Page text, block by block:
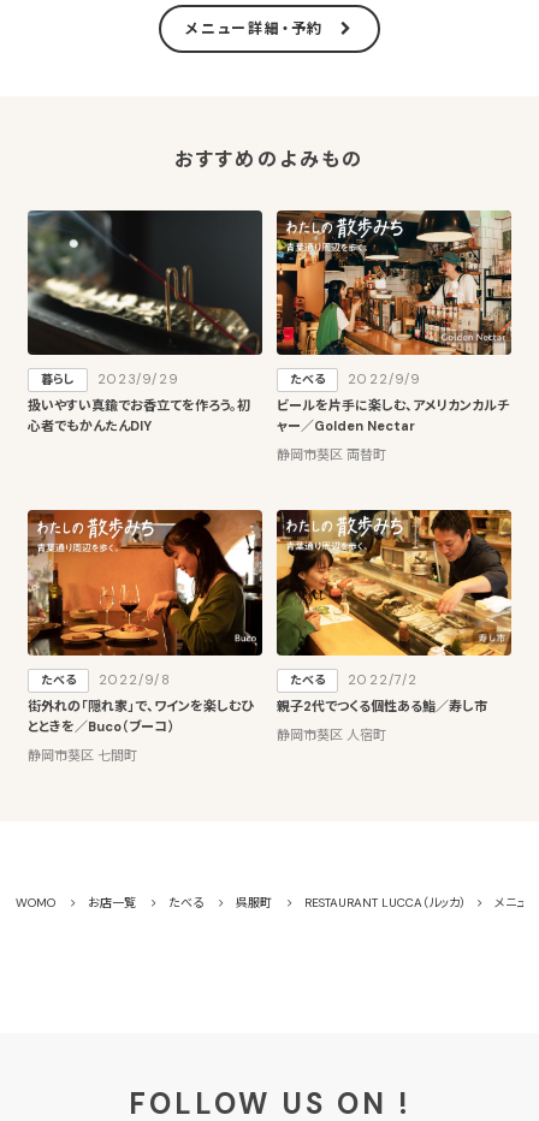
メニュー詳細・予約
おすすめのよみもの
暮らし
2023/9/29
扱いやすい真鍮でお香立てを作ろう。初
心者でもかんたんDIY
たべる
2022/9/9
ビールを片手に楽しむ、アメリカンカルチ
ャー／Golden Nectar
静岡市葵区 両替町
たべる
2022/9/8
街外れの「隠れ家」で、ワインを楽しむひ
とときを／Buco（ブーコ）
静岡市葵区 七間町
たべる
2022/7/2
親子2代でつくる個性ある鮨／寿し市
静岡市葵区 人宿町
WOMO お店一覧 たべる 呉服町 RESTAURANT LUCCA（ルッカ） メニュ
FOLLOW US ON !